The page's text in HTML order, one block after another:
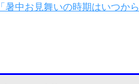
「暑中お見舞いの時期はいつか